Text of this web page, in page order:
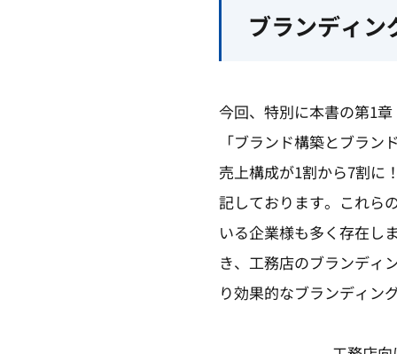
ブランディン
今回、特別に本書の第1
「ブランド構築とブラ
売上構成が1割から7割に
記しております。これら
いる企業様も多く存在し
き、工務店のブランディ
り効果的なブランディン